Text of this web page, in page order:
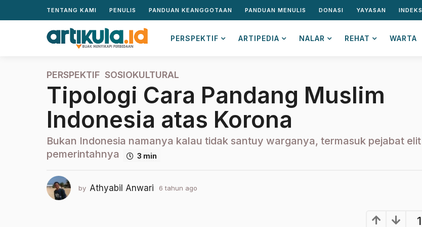
TENTANG KAMI PENULIS PANDUAN KEANGGOTAAN PANDUAN MENULIS DONASI YAYASAN INDEKS
PERSPEKTIF ARTIPEDIA NALAR REHAT WARTA
6
t
h
n
g
2
t
PERSPEKTIF ,
SOSIOKULTURAL
Tipologi Cara Pandang Muslim
Indonesia atas Korona
Bukan Indonesia namanya kalau tidak santuy warganya, termasuk pejabat elit
pemerintahnya
3 min
by Athyabil Anwari 6 tahun ago
1